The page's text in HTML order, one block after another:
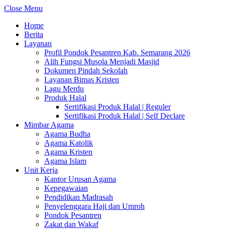
Close Menu
Home
Berita
Layanan
Profil Pondok Pesantren Kab. Semarang 2026
Alih Fungsi Musola Menjadi Masjid
Dokumen Pindah Sekolah
Layanan Bimas Kristen
Lagu Merdu
Produk Halal
Sertifikasi Produk Halal | Reguler
Sertifikasi Produk Halal | Self Declare
Mimbar Agama
Agama Budha
Agama Katolik
Agama Kristen
Agama Islam
Unit Kerja
Kantor Urusan Agama
Kepegawaian
Pendidikan Madrasah
Penyelenggara Haji dan Umroh
Pondok Pesantren
Zakat dan Wakaf